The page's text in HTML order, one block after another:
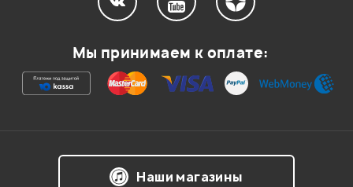
Ваша оценка:
Мы принимаем к оплате:
Наши магазины